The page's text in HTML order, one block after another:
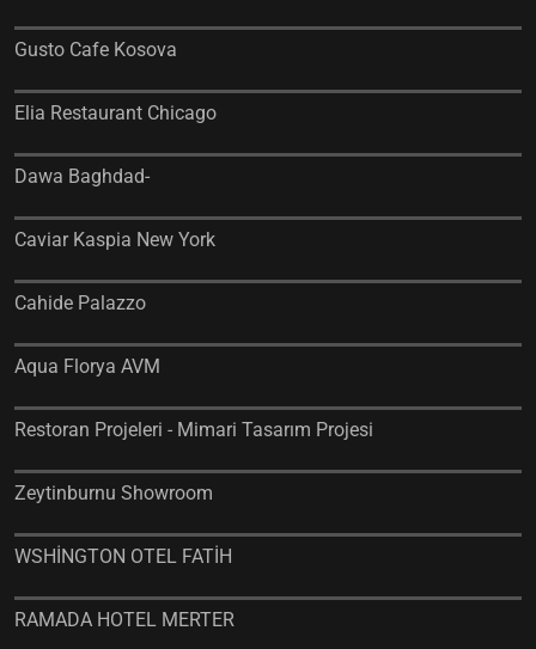
Gusto Cafe Kosova
Elia Restaurant Chicago
Dawa Baghdad-
Caviar Kaspia New York
Cahide Palazzo
Aqua Florya AVM
Restoran Projeleri - Mimari Tasarım Projesi
Zeytinburnu Showroom
WSHİNGTON OTEL FATİH
RAMADA HOTEL MERTER